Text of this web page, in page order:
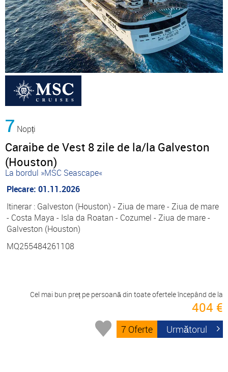
7 Nopți
Caraibe de Vest 8 zile de la/la Galveston
(Houston)
La bordul »MSC Seascape«
Plecare: 01.11.2026
Itinerar : Galveston (Houston) - Ziua de mare - Ziua de mare
- Costa Maya - Isla da Roatan - Cozumel - Ziua de mare -
Galveston (Houston)
MQ255484261108
Cel mai bun preț pe persoană din toate ofertele începând de la
404 €
7 Oferte Următorul